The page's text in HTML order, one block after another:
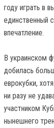
году играть в
единственный
впечатление.
В украинском
добилась
еврокубки,
ни разу не
участником
нынешнего